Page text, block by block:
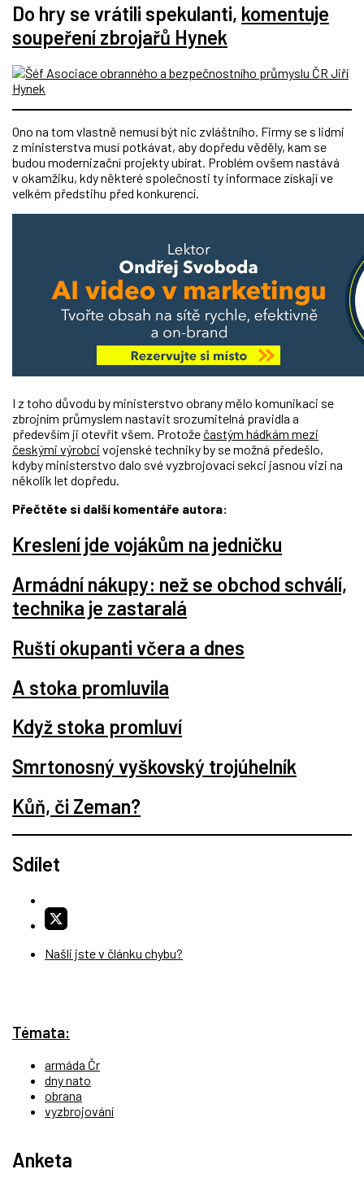
Do hry se vrátili spekulanti, komentuje
soupeření zbrojařů Hynek
Ono na tom vlastně nemusí být nic zvláštního. Firmy se s lidmi
z ministerstva musí potkávat, aby dopředu věděly, kam se
budou modernizační projekty ubírat. Problém ovšem nastává
v okamžiku, kdy některé společnosti ty informace získají ve
velkém předstihu před konkurencí.
I z toho důvodu by ministerstvo obrany mělo komunikaci se
zbrojním průmyslem nastavit srozumitelná pravidla a
především ji otevřít všem. Protože častým hádkám mezi
českými výrobci vojenské techniky by se možná předešlo,
kdyby ministerstvo dalo své vyzbrojovací sekci jasnou vizi na
několik let dopředu.
Přečtěte si další komentáře autora:
Kreslení jde vojákům na jedničku
Armádní nákupy: než se obchod schválí,
technika je zastaralá
Ruští okupanti včera a dnes
A stoka promluvila
Když stoka promluví
Smrtonosný vyškovský trojúhelník
Kůň, či Zeman?
Sdílet
Našli jste v článku chybu?
Témata:
armáda Čr
dny nato
obrana
vyzbrojování
Anketa